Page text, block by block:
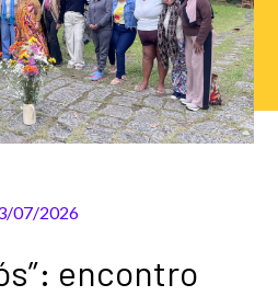
07/2026
encontro